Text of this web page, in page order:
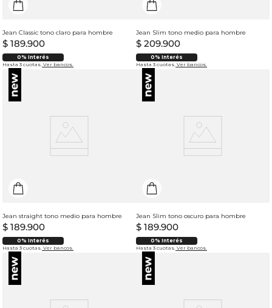
Jean Classic tono claro para hombre
$ 189.900
0% Interés
Hasta 3 cuotas. Ver bancos.
Jean Slim tono medio para hombre
$ 209.900
0% Interés
Hasta 3 cuotas. Ver bancos.
Jean straight tono medio para hombre
$ 189.900
0% Interés
Hasta 3 cuotas. Ver bancos.
Jean Slim tono oscuro para hombre
$ 189.900
0% Interés
Hasta 3 cuotas. Ver bancos.